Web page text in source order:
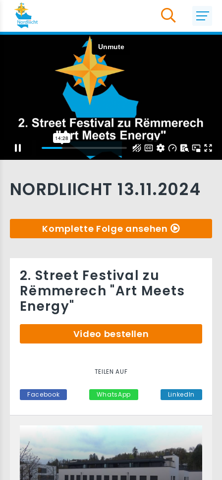
NORDLIICHT 13.11.2024
Komplette Folge ansehen
2. Street Festival zu
Rëmmerech "Art Meets
Energy"
Video bestellen
TEILEN AUF
Facebook WhatsApp LinkedIn